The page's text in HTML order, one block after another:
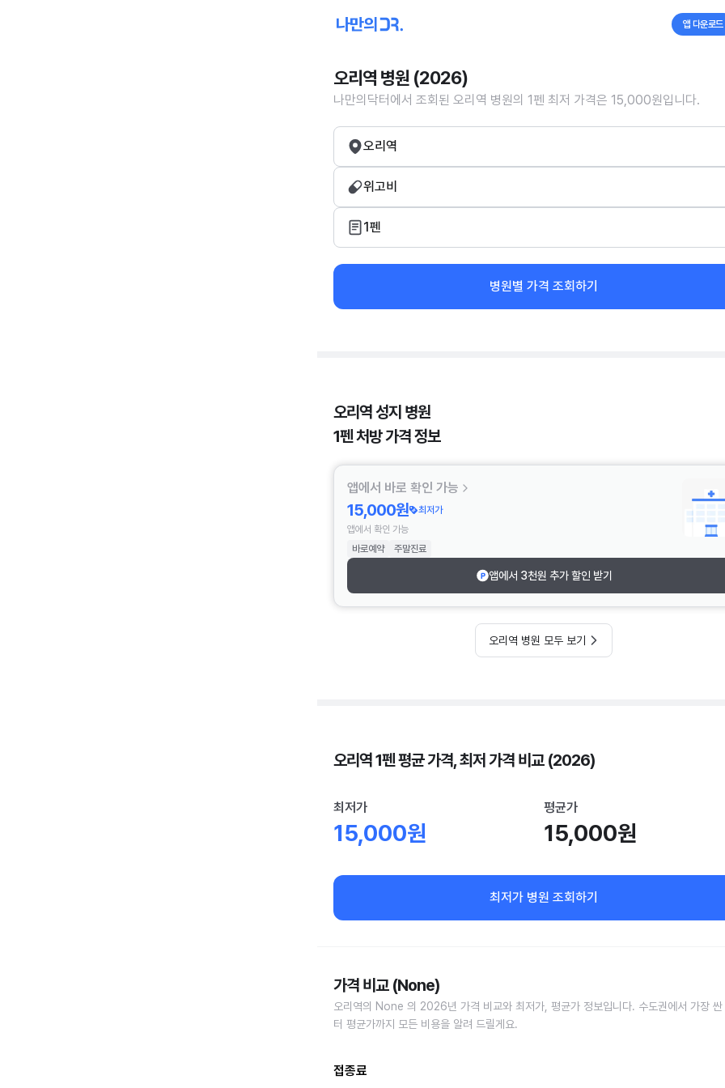
앱 다운로드
오리역 병원 (2026)
나만의닥터에서 조회된 오리역 병원의 1펜 최저 가격은 15,000원입니다.
오리역
위고비
1펜
병원별 가격 조회하기
오리역 성지 병원
1펜 처방 가격 정보
앱에서 바로 확인 가능
15,000원
최저가
앱에서 확인 가능
바로예약
주말진료
앱에서 3천원 추가 할인 받기
오리역 병원 모두 보기
오리역 1펜 평균 가격, 최저 가격 비교 (2026)
최저가
15,000원
평균가
15,000원
최저가 병원 조회하기
가격 비교 (None)
오리역의 None 의 2026년 가격 비교와 최저가, 평균가 정보입니다. 수도권에서 가장 싼
터 평균가까지 모든 비용을 알려 드릴게요.
접종료